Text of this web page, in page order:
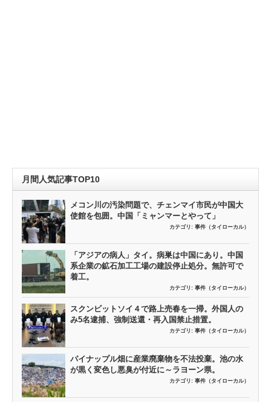
月間人気記事TOP10
メコン川の汚染問題で、チェンマイ市民が中国大
使館を包囲。中国「ミャンマーとやって」
カテゴリ: 事件（タイローカル）
「アジアの病人」タイ。病巣は中国にあり。中国
系企業の鉱石加工工場の建設停止処分。無許可で
着工。
カテゴリ: 事件（タイローカル）
スクンビットソイ４で路上売春を一掃。外国人の
み5名逮捕、強制送還・再入国禁止措置。
カテゴリ: 事件（タイローカル）
パイナップル畑に産業廃棄物を不法投棄。池の水
が黒く変色し悪臭が付近に～ラヨーン県。
カテゴリ: 事件（タイローカル）